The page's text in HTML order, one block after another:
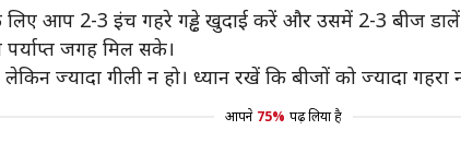
लिए आप 2-3 इंच गहरे गड्ढे खुदाई करें और उसमें 2-3 बीज
जगह मिल सके।
ज्यादा गीली न हो। ध्यान रखें कि बीजों को ज्यादा
आपने 75% पढ़ लिया है